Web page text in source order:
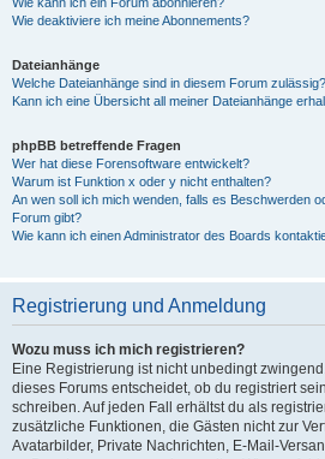
Wie deaktiviere ich meine Abonnements?
Dateianhänge
Welche Dateianhänge sind in diesem Forum zulässig?
Kann ich eine Übersicht all meiner Dateianhänge
phpBB betreffende Fragen
Wer hat diese Forensoftware entwickelt?
Warum ist Funktion x oder y nicht enthalten?
An wen soll ich mich wenden, falls es Beschwerden
Forum gibt?
Wie kann ich einen Administrator des Boards
Registrierung und Anmeldung
Wozu muss ich mich registrieren?
Eine Registrierung ist nicht unbedingt
dieses Forums entscheidet, ob du registriert
schreiben. Auf jeden Fall erhältst du als
zusätzliche Funktionen, die Gästen nicht zur
Avatarbilder, Private Nachrichten, E-Mail-